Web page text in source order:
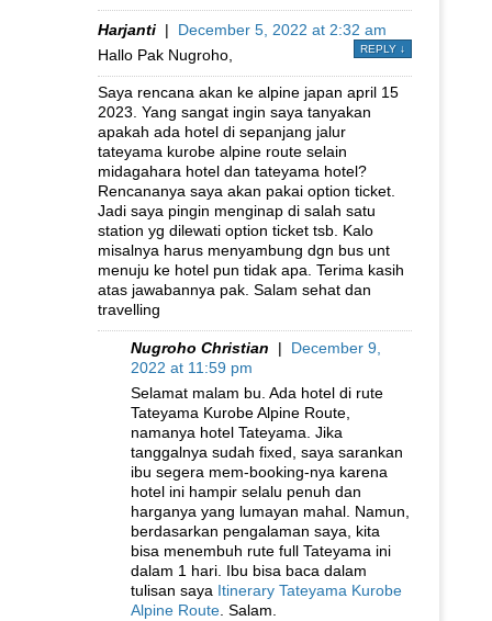
Harjanti | December 5, 2022 at 2:32 am
REPLY ↓
Hallo Pak Nugroho,
Saya rencana akan ke alpine japan april 15
2023. Yang sangat ingin saya tanyakan
apakah ada hotel di sepanjang jalur
tateyama kurobe alpine route selain
midagahara hotel dan tateyama hotel?
Rencananya saya akan pakai option ticket.
Jadi saya pingin menginap di salah satu
station yg dilewati option ticket tsb. Kalo
misalnya harus menyambung dgn bus unt
menuju ke hotel pun tidak apa. Terima kasih
atas jawabannya pak. Salam sehat dan
travelling
Nugroho Christian | December 9,
2022 at 11:59 pm
Selamat malam bu. Ada hotel di rute
Tateyama Kurobe Alpine Route,
namanya hotel Tateyama. Jika
tanggalnya sudah fixed, saya sarankan
ibu segera mem-booking-nya karena
hotel ini hampir selalu penuh dan
harganya yang lumayan mahal. Namun,
berdasarkan pengalaman saya, kita
bisa menembuh rute full Tateyama ini
dalam 1 hari. Ibu bisa baca dalam
tulisan saya Itinerary Tateyama Kurobe
Alpine Route. Salam.